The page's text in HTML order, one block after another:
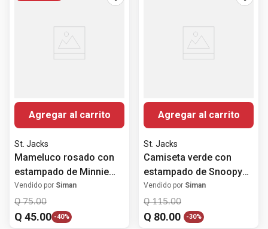
Agregar al carrito
St. Jacks
Mameluco rosado con
estampado de Minnie
Mouse para bebé niña
Vendido por Siman
Q 75.00
Q 45.00 -40%
Agregar al carrito
St. Jacks
Camiseta verde con
estampado de Snoopy
para bebé niño
Vendido por Siman
Q 115.00
Q 80.00 -30%